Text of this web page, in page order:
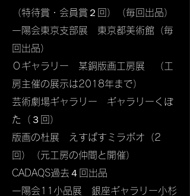
（特待賞・会員賞２回）​（毎回出品）
一陽会東京支部展 東京都美術館（毎
回出品）
Ｏギャラリー 某銅版画工房展 （工
房主催の展示は2018年まで）
芸術劇場ギャラリー ギャラリーくぼ
た（３回）
版画の杜展 えすぱすミラボオ（2
回）（元工房の仲間と開催）
CADAQS過去４回出品
一陽会11小品展 銀座ギャラリー小杉